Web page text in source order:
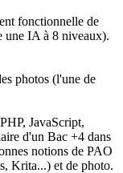
fonctionnelle de
une IA à 8 niveaux).
photos (l'une de
JavaScript,
d'un Bac +4 dans
notions de PAO
Krita...) et de photo.